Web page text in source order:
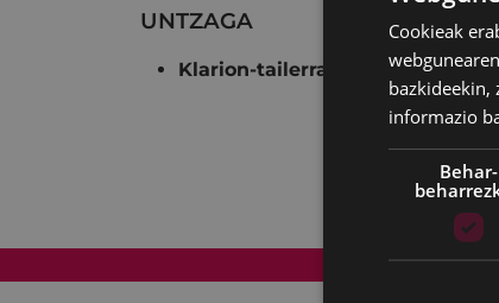
UNTZAGA
Klarion-tailerra
Web mapa
Cookieak
bazkideekin,
informazio
Behar-